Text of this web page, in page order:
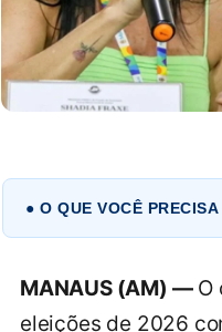
● O QUE VOCÊ
MANAUS (AM) —O
eleições de 2026